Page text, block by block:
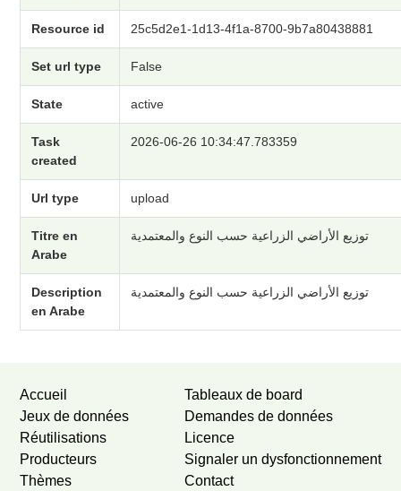
Resource id 25c5d2e1-1d13-4f1a-8700-9b7a80438881
Set url type False
State active
Task
created
2026-06-26 10:34:47.783359
Url type upload
Titre en
Arabe
توزيع الأراضي الزراعية حسب النوع والمعتمدية
Description
en Arabe
توزيع الأراضي الزراعية حسب النوع والمعتمدية
Accueil
Jeux de données
Réutilisations
Producteurs
Thèmes
Tableaux de board
Demandes de données
Licence
Signaler un dysfonctionnement
Contact